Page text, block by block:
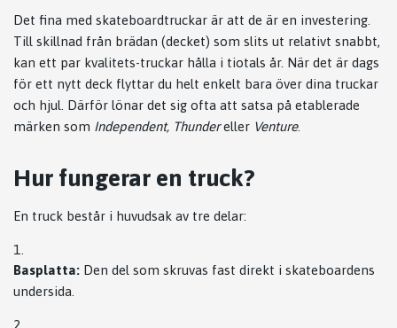
Det fina med skateboardtruckar är att de är en investering.
Till skillnad från brädan (decket) som slits ut relativt snabbt,
kan ett par kvalitets-truckar hålla i tiotals år. När det är dags
för ett nytt deck flyttar du helt enkelt bara över dina truckar
och hjul. Därför lönar det sig ofta att satsa på etablerade
märken som Independent, Thundereller Venture.
Hur fungerar en truck?
En truck består i huvudsak av tre delar:
Basplatta: Den del som skruvas fast direkt i skateboardens
undersida.